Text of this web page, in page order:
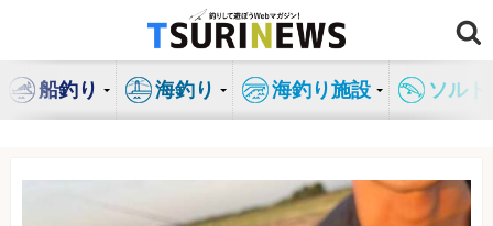
ン
船釣り 海釣り 海釣り施設 ソル